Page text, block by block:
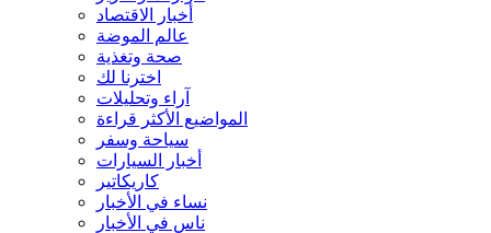
أخبار الاقتصاد
عالم الموضة
صحة وتغذية
اخترنا لك
آراء وتحليلات
المواضيع الأكثر قراءة
سياحة وسفر
أخبار السيارات
كاريكاتير
نساء في الأخبار
ناس في الأخبار